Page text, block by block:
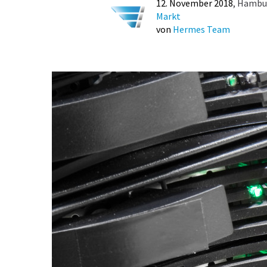
12. November 2018
Markt
von Hermes Team